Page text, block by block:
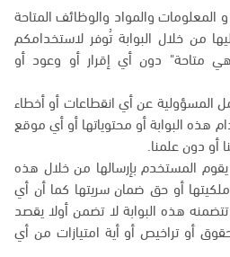
المعلومات والمواد والوظائف المتاحة
من خلال البوابة تُوفر لاستخدامكم
متاحة" دون أي إقرار أو وعود أو
المسؤولية عن أي انقطاعات أو أخطاء
هذه البوابة أو محتوياتها أو أي موقع
أو دون علمنا.
المستخدم بإرسالها من خلال هذه
أو حق ضمان سريتها كما أن أي
هذه البوابة لا تضمن أولا يقصد
أو تراخيص أو أية امتيازات من أي